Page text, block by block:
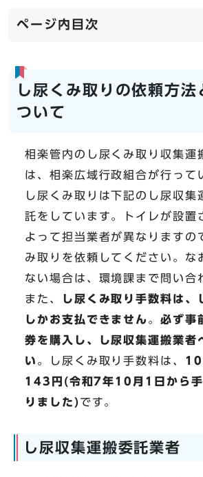
ページ内目次
し尿くみ取りの依頼方法
ついて
相楽管内のし尿くみ取り収集運
は、相楽広域行政組合が行って
し尿くみ取りは下記のし尿収集
託をしています。トイレが設置
よって担当業者が異なりますの
み取りを依頼してください。な
ない場合は、環境課まで問い合
また、
し尿くみ取り手数料は、
しかお支払できません 。必ず事
券を購入し、し尿収集運搬業者
い 。し尿くみ取り手数料は、 10
143円(令和7年10月1日から手
りました)です。
し尿収集運搬委託業者